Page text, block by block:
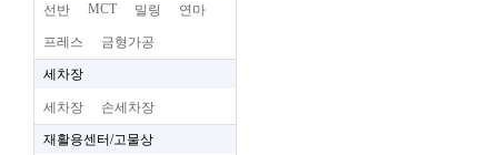
선반 MCT 밀링 연마
프레스 금형가공
세차장
세차장 손세차장
재활용센터/고물상